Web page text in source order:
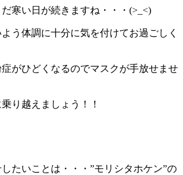
寒い日が続きますね・・・(>_<)
う体調に十分に気を付けてお過ごしく
がひどくなるのでマスクが手放せませ
り越えましょう！！
たいことは・・・”モリシタホケン”の